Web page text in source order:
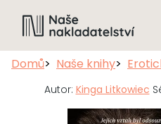
Domů Naše knihy
Autor: Kinga Litkowiec